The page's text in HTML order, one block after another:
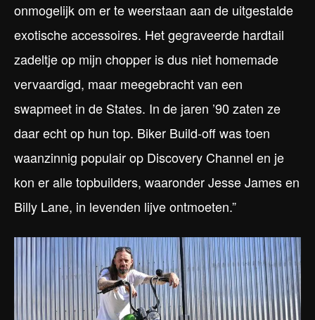
onmogelijk om er te weerstaan aan de uitgestalde
exotische accessoires. Het gegraveerde hardtail
zadeltje op mijn chopper is dus niet homemade
vervaardigd, maar meegebracht van een
swapmeet in de States. In de jaren ’90 zaten ze
daar echt op hun top. Biker Build-off was toen
waanzinnig populair op Discovery Channel en je
kon er alle topbuilders, waaronder Jesse James en
Billy Lane, in levenden lijve ontmoeten.”